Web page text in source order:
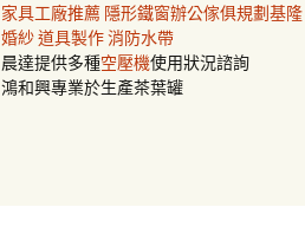
家具工廠推薦 隱形鐵窗辦公傢俱規劃基隆
婚紗道具製作消防水帶
晨達提供多種空壓機使用狀況諮詢
鴻和興專業於生產茶葉罐